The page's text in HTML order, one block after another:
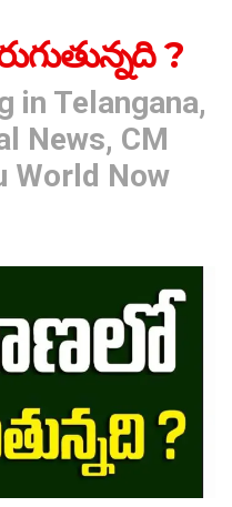
?
in Telangana,
News, CM
World Now